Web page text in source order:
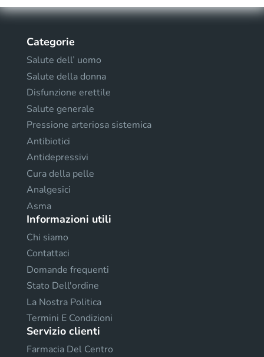
Categorie
Salute dell’ uomo
Salute della donna
Disfunzione erettile
Salute generale
Pressione arteriosa sistemica
Antibiotici
Antidepressivi
Cura della pelle
Analgesici
Asma
Informazioni utili
Chi siamo
Contattaci
Domande frequenti
Stato Dell'ordine
La Nostra Politica
Termini E Condizioni
Servizio clienti
Farmacia Del Centro